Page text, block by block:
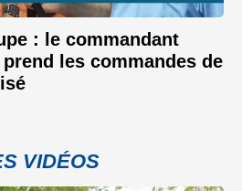
: le commandant
les commandes de
VIDÉOS